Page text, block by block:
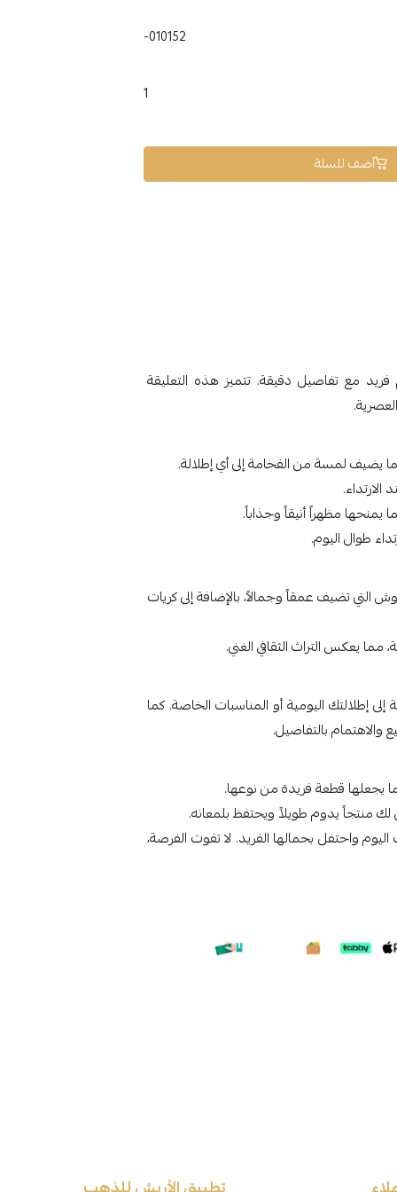
010152-
1
أضف للسلة
21 وزنها 3.66 جرام، تصميم فريد مع تفاصيل دقيقة. تتميز هذه التعليقة
يضيف لمسة من الفخامة إلى أي إطلالة.
مظهراً أنيقاً وجذاباً.
التي تضيف عمقاً وجمالاً، بالإضافة إلى كريات
يعكس التراث الثقافي الغني.
إلى إطلالتك اليومية أو المناسبات الخاصة. كما
والاهتمام بالتفاصيل.
يجعلها قطعة فريدة من نوعها.
واحتفل بجمالها الفريد. لا تفوت الفرصة،